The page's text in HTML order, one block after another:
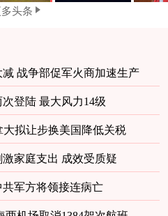
头条
战争部促军火商加速生产
登陆 最大风力14级
大拟让步换美国降低关税
激家庭支出 成效受质疑
共军方将领接连病亡